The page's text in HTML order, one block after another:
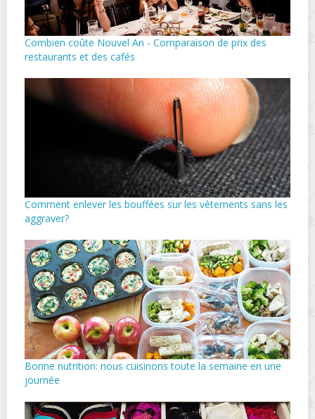
Combien coûte Nouvel An - Comparaison de prix des
restaurants et des cafés
Comment enlever les bouffées sur les vêtements sans les
aggraver?
Bonne nutrition: nous cuisinons toute la semaine en une
journée